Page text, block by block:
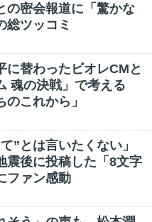
の密会報道に「驚かな
総ツッコミ
替わったビオレCMと
魂の決戦」で考える
のこれから」
”とは言いたくない」
震後に投稿した「8文字
ファン感動